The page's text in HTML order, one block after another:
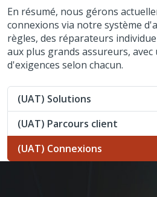
En résumé, nous gérons
connexions via notre système
règles, des réparateurs
aux plus grands assureurs,
d'exigences selon chacun.
(UAT) Solutions
(UAT) Parcours client
(UAT) Connexions